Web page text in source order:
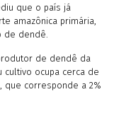
que o país já
amazônica primária,
de dendê.
de dendê da
cultivo ocupa cerca de
que corresponde a 2%